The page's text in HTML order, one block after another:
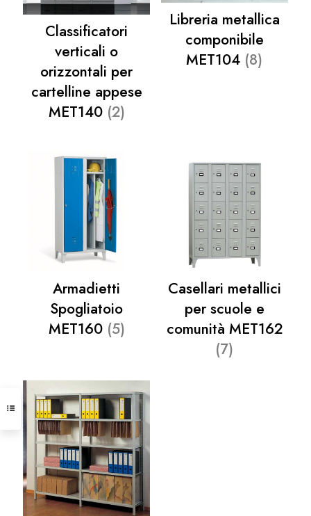
Classificatori
verticali o
orizzontali per
cartelline appese
MET140 (2)
Libreria metallica
componibile
MET104 (8)
Armadietti
Spogliatoio
MET160 (5)
Casellari metallici
per scuole e
comunità MET162
(7)